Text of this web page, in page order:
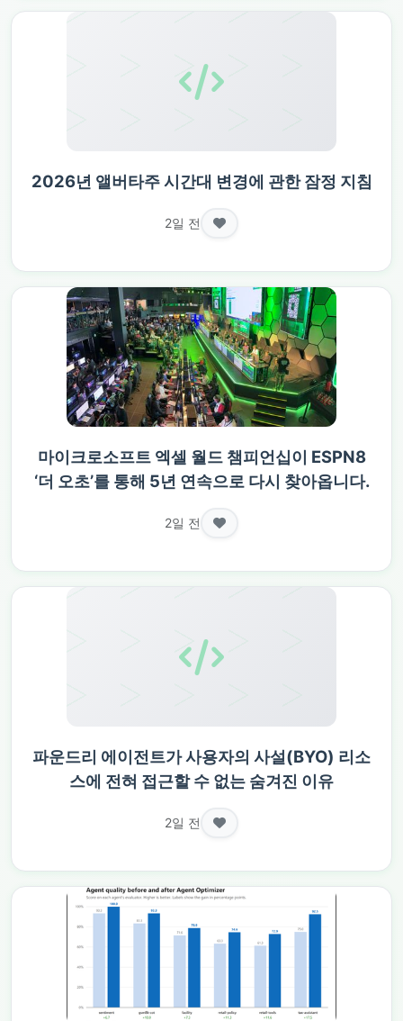
2026년 앨버타주 시간대 변경에 관한 잠정 지침
2일 전
마이크로소프트 엑셀 월드 챔피언십이 ESPN8
‘더 오초’를 통해 5년 연속으로 다시 찾아옵니다.
2일 전
파운드리 에이전트가 사용자의 사설(BYO) 리소
스에 전혀 접근할 수 없는 숨겨진 이유
2일 전